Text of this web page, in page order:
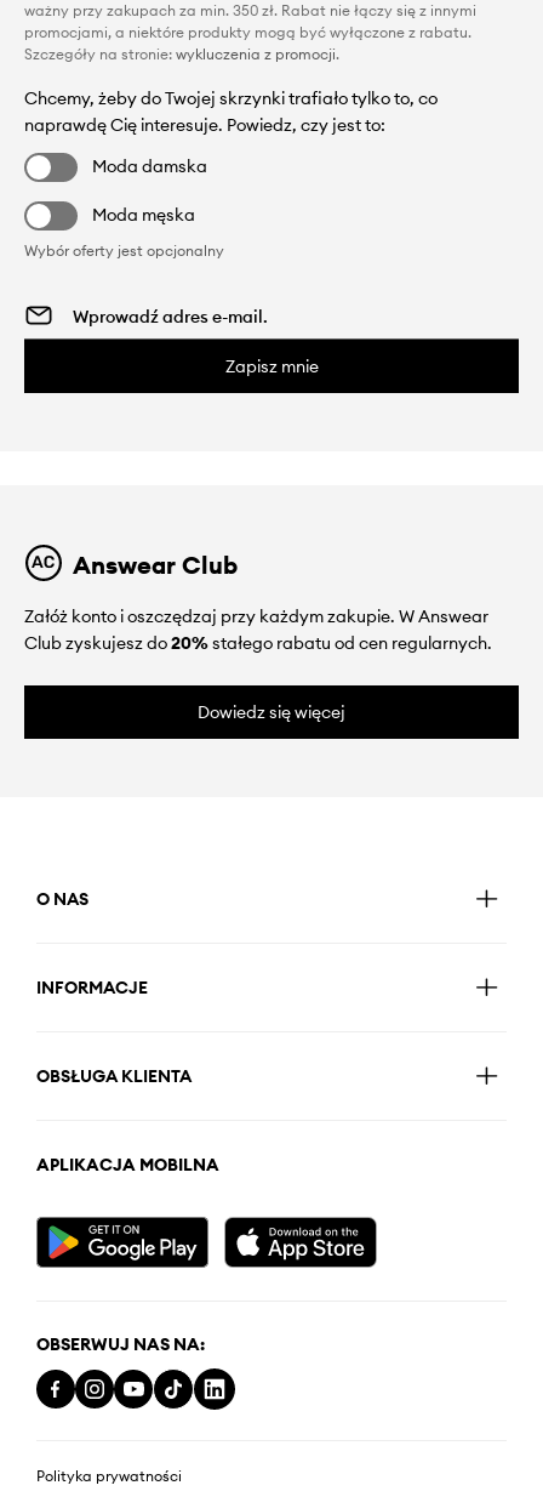
ważny przy zakupach za min. 350 zł. Rabat nie łączy się z innymi
promocjami, a niektóre produkty mogą być wyłączone z rabatu.
Szczegóły na stronie: wykluczenia z promocji.
Chcemy, żeby do Twojej skrzynki trafiało tylko to, co
naprawdę Cię interesuje. Powiedz, czy jest to:
Moda damska
Moda męska
Wybór oferty jest opcjonalny
Zapisz mnie
Answear Club
Załóż konto i oszczędzaj przy każdym zakupie. W Answear
Club zyskujesz do20%stałego rabatu od cen regularnych.
Dowiedz się więcej
O NAS
INFORMACJE
OBSŁUGA KLIENTA
APLIKACJA MOBILNA
OBSERWUJ NAS NA:
Polityka prywatności